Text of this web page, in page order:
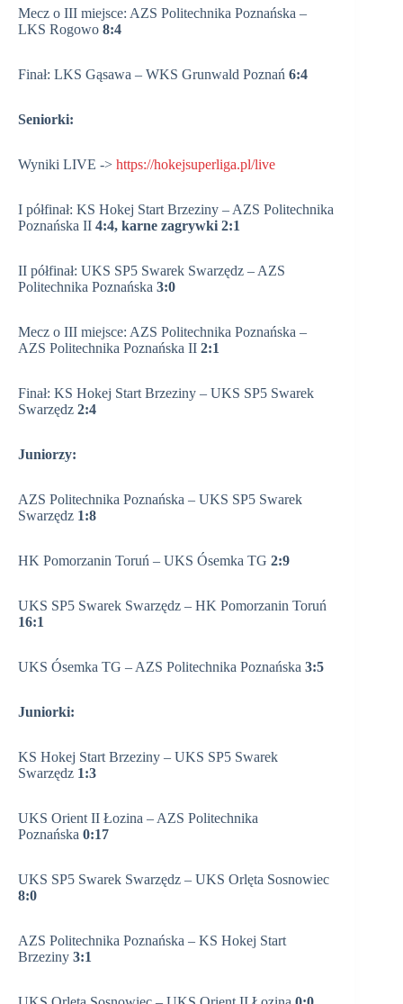
Mecz o III miejsce: AZS Politechnika Poznańska –
LKS Rogowo 8:4
Finał: LKS Gąsawa – WKS Grunwald Poznań 6:4
Seniorki:
Wyniki LIVE -> https://hokejsuperliga.pl/live
I półfinał: KS Hokej Start Brzeziny – AZS Politechnika
Poznańska II 4:4, karne zagrywki 2:1
II półfinał: UKS SP5 Swarek Swarzędz – AZS
Politechnika Poznańska 3:0
Mecz o III miejsce: AZS Politechnika Poznańska –
AZS Politechnika Poznańska II 2:1
Finał: KS Hokej Start Brzeziny – UKS SP5 Swarek
Swarzędz 2:4
Juniorzy:
AZS Politechnika Poznańska – UKS SP5 Swarek
Swarzędz 1:8
HK Pomorzanin Toruń – UKS Ósemka TG 2:9
UKS SP5 Swarek Swarzędz – HK Pomorzanin Toruń
16:1
UKS Ósemka TG – AZS Politechnika Poznańska 3:5
Juniorki:
KS Hokej Start Brzeziny – UKS SP5 Swarek
Swarzędz 1:3
UKS Orient II Łozina – AZS Politechnika
Poznańska 0:17
UKS SP5 Swarek Swarzędz – UKS Orlęta Sosnowiec
8:0
AZS Politechnika Poznańska – KS Hokej Start
Brzeziny 3:1